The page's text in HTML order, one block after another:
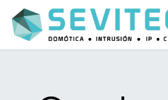
Ir al contenido